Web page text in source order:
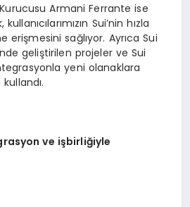
Armani Ferrante ise
Sui’nin hızla
sağlıyor. Ayrıca Sui
geliştirilen projeler ve Sui
yeni olanaklara
ve işbirliğiyle